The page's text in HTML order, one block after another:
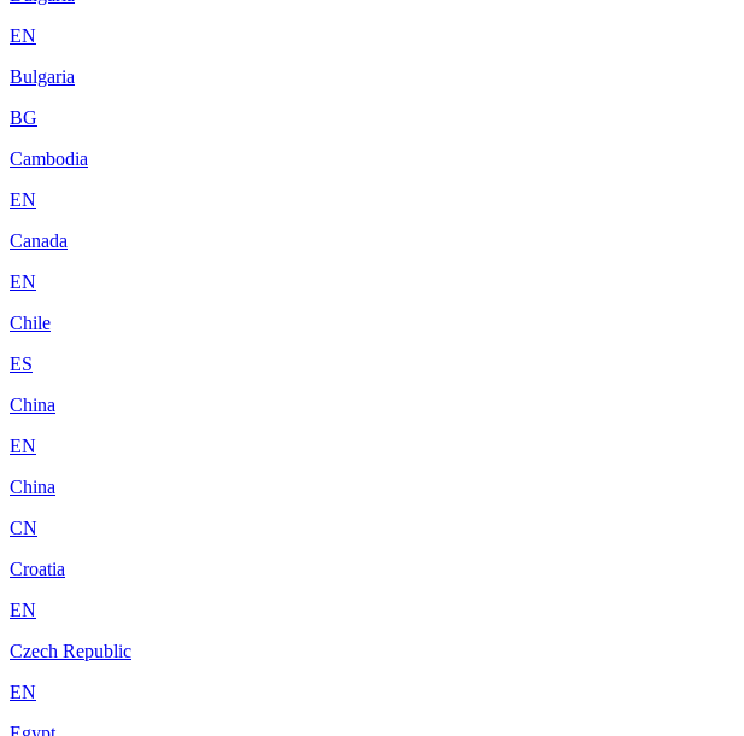
EN
Bulgaria
BG
Cambodia
EN
Canada
EN
Chile
ES
China
EN
China
CN
Croatia
EN
Czech Republic
EN